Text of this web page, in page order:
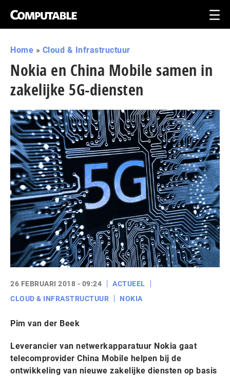
Home » Cloud & Infrastructuur
Nokia en China Mobile samen in
zakelijke 5G-diensten
26 FEBRUARI 2018 - 09:24
ACTUEEL
CLOUD & INFRASTRUCTUUR
NOKIA
Pim van der Beek
Leverancier van netwerkapparatuur Nokia gaat
telecomprovider China Mobile helpen bij de
ontwikkeling van nieuwe zakelijke diensten op basis